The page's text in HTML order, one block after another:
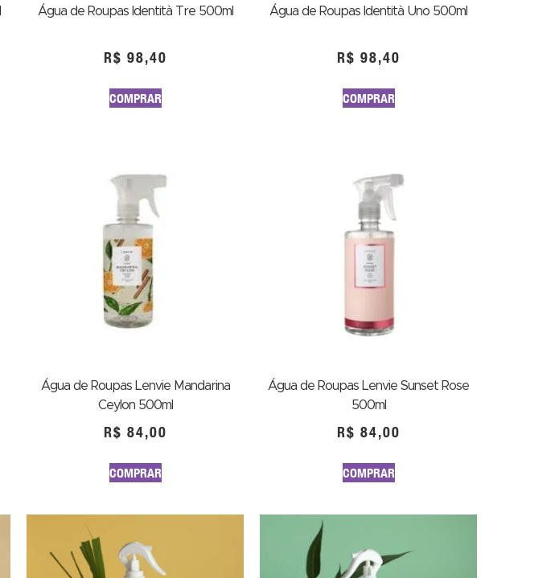
Água de Roupas Identità Tre 500ml
R$ 98,40
COMPRAR
Água de Roupas Identità Uno 500ml
R$ 98,40
COMPRAR
Água de Roupas Lenvie Mandarina
Ceylon 500ml
R$ 84,00
COMPRAR
Água de Roupas Lenvie Sunset Rose
500ml
R$ 84,00
COMPRAR